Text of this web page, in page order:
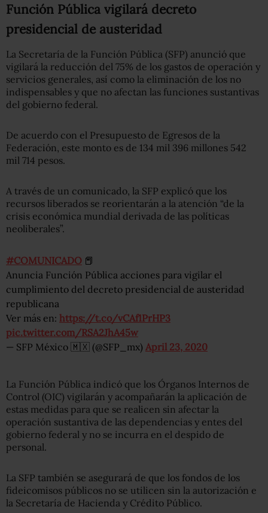
Función Pública vigilará decreto
presidencial de austeridad
La Secretaría de la Función Pública (SFP) anunció que
vigilará la reducción del 75% de los gastos de operación y
servicios generales, así como la eliminación de los no
indispensables y que no afectan las funciones sustantivas
del gobierno federal.
De acuerdo con el Presupuesto de Egresos de la
Federación, este monto es de 134 mil 396 millones 542
mil 714 pesos.
A través de un comunicado, la SFP explicó que los
recursos liberados se reorientarán a la atención “de la
crisis económica mundial derivada de las políticas
neoliberales”.
#COMUNICADO 📕
Anuncia Función Pública acciones para vigilar el
cumplimiento del decreto presidencial de austeridad
republicana
Ver más en: https://t.co/vCAf1PrHP3
pic.twitter.com/RSA2JhA45w
— SFP México 🇲🇽 (@SFP_mx) April 23, 2020
La Función Pública indicó que los Órganos Internos de
Control (OIC) vigilarán y acompañarán la aplicación de
estas medidas para que se realicen sin afectar la
operación sustantiva de las dependencias y entes del
gobierno federal y no se incurra en el despido de
personal.
La SFP también se asegurará de que los fondos de los
fideicomisos públicos no se utilicen sin la autorización e
la Secretaría de Hacienda y Crédito Público.